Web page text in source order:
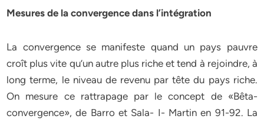
Mesures de la convergence dans l’intégration
La convergence se manifeste quand un pays pauvre
croît plus vite qu’un autre plus riche et tend à rejoindre, à
long terme, le niveau de revenu par tête du pays riche.
On mesure ce rattrapage par le concept de «Bêta-
convergence», de Barro et Sala- I- Martin en 91-92. La